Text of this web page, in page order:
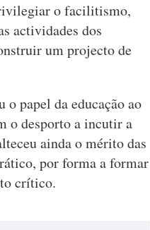
o facilitismo,
actividades dos
um projecto de
o papel da educação ao
o desporto a incutir a
ainda o mérito das
por forma a formar
crítico.